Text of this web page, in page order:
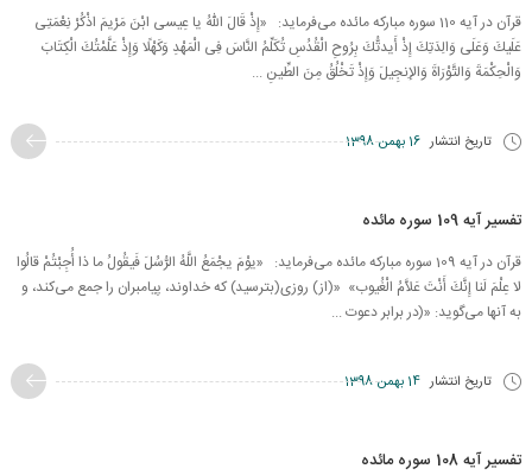
قرآن در آیه 110 سوره مبارکه مائده می‌فرماید: «إِذْ قَالَ اللّهُ یا عِیسى ابْنَ مَرْیمَ اذْكُرْ نِعْمَتِی
عَلَیكَ وَعَلَى وَالِدَتِكَ إِذْ أَیدتُّكَ بِرُوحِ الْقُدُسِ تُكَلِّمُ النَّاسَ فِی الْمَهْدِ وَكَهْلًا وَإِذْ عَلَّمْتُكَ الْكِتَابَ
وَالْحِكْمَةَ وَالتَّوْرَاةَ وَالإِنجِیلَ وَإِذْ تَخْلُقُ مِنَ الطِّینِ ...
تاریخ انتشار 16 بهمن 1398
تفسیر آیه 109 سوره مائده
قرآن در آیه 109 سوره مبارکه مائده می‌فرماید: «یوْمَ یجْمَعُ اللَّهُ الرُّسُلَ فَیقُولُ ما ذا أُجِبْتُمْ قالُوا
لا عِلْمَ لَنا إِنَّكَ أَنْتَ عَلاَّمُ الْغُیوب‏» «(از) روزى(بترسید) كه خداوند، پیامبران را جمع مى‏‌كند، و
به آنها مى‌‏گوید: «(در برابر دعوت ...
تاریخ انتشار 14 بهمن 1398
تفسیر آیه 108 سوره مائده